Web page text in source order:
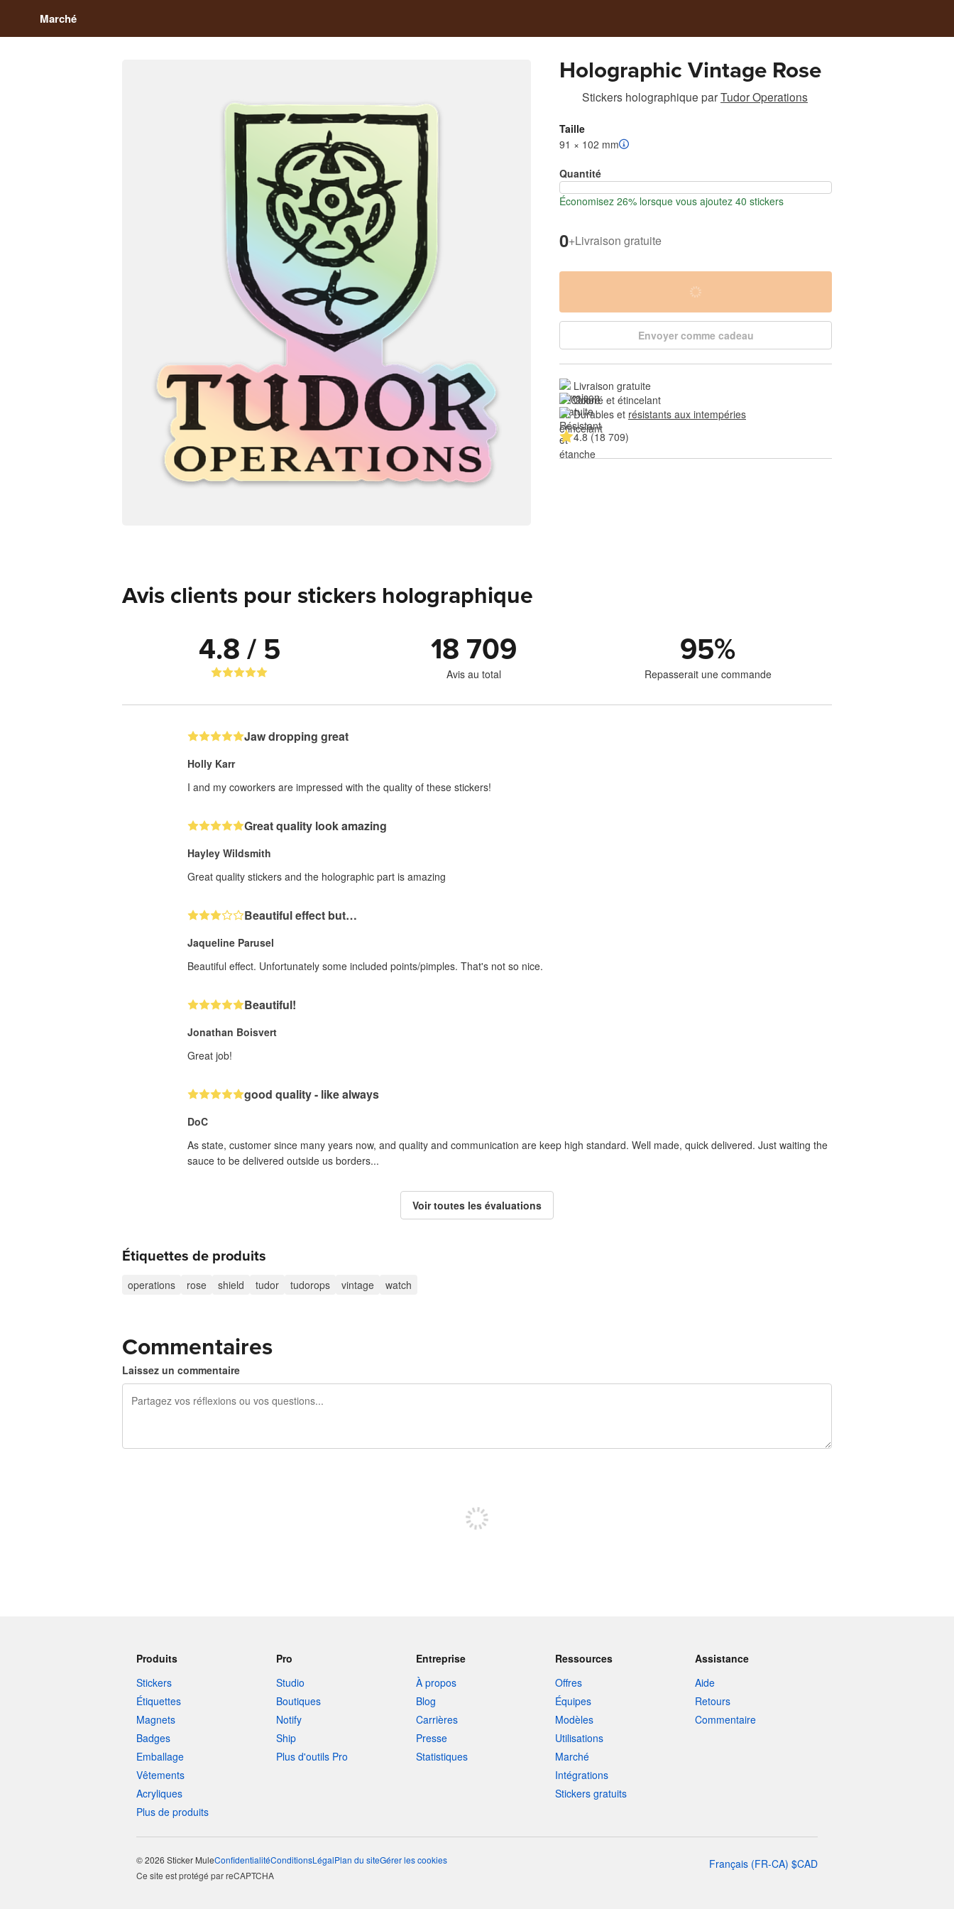
Marché
Holographic Vintage Rose
Stickers holographique parTudor Operations
Taille
91 × 102 mm
Quantité
Économisez 26% lorsque vous ajoutez 40 stickers
0+Livraison gratuite
Envoyer comme cadeau
Livraison gratuite
Coloré et étincelant
Durables et résistants aux intempéries
4.8 (18 709)
Avis clients pour stickers holographique
4.8 / 5 18 709
Avis au total
95%
Repasserait une commande
Jaw dropping great
Holly Karr
I and my coworkers are impressed with the quality of these stickers!
Great quality look amazing
Hayley Wildsmith
Great quality stickers and the holographic part is amazing
Beautiful effect but…
Jaqueline Parusel
Beautiful effect. Unfortunately some included points/pimples. That's not so nice.
Beautiful!
Jonathan Boisvert
Great job!
good quality - like always
DoC
As state, customer since many years now, and quality and communication are keep high standard. Well made, quick delivered. Just waiting the
sauce to be delivered outside us borders...
Voir toutes les évaluations
Étiquettes de produits
operations rose shield tudor tudorops vintage watch
Commentaires
Laissez un commentaire
Produits
Stickers
Étiquettes
Magnets
Badges
Emballage
Vêtements
Acryliques
Plus de produits
Pro
Studio
Boutiques
Notify
Ship
Plus d'outils Pro
Entreprise
À propos
Blog
Carrières
Presse
Statistiques
Ressources
Offres
Équipes
Modèles
Utilisations
Marché
Intégrations
Stickers gratuits
Assistance
Aide
Retours
Commentaire
© 2026 Sticker MuleConfidentialitéConditionsLégalPlan du siteGérer les cookies Français (FR-CA) $CAD
Ce site est protégé par reCAPTCHA